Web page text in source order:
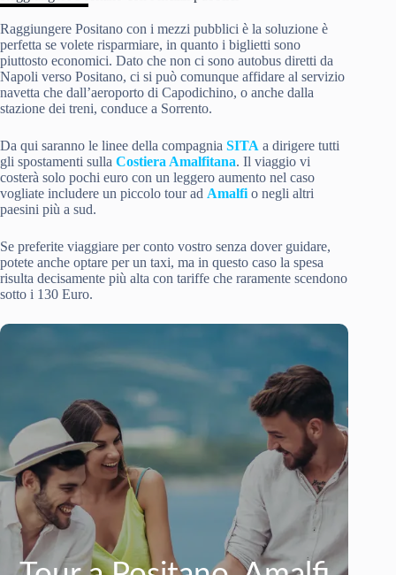
Raggiungere Positano con i mezzi pubblici è la soluzione è
perfetta se volete risparmiare, in quanto i biglietti sono
piuttosto economici. Dato che non ci sono autobus diretti da
Napoli verso Positano, ci si può comunque affidare al servizio
navetta che dall’aeroporto di Capodichino, o anche dalla
stazione dei treni, conduce a Sorrento.
Da qui saranno le linee della compagnia SITA a dirigere tutti
gli spostamenti sulla Costiera Amalfitana. Il viaggio vi
costerà solo pochi euro con un leggero aumento nel caso
vogliate includere un piccolo tour ad Amalfi o negli altri
paesini più a sud.
Se preferite viaggiare per conto vostro senza dover guidare,
potete anche optare per un taxi, ma in questo caso la spesa
risulta decisamente più alta con tariffe che raramente scendono
sotto i 130 Euro.